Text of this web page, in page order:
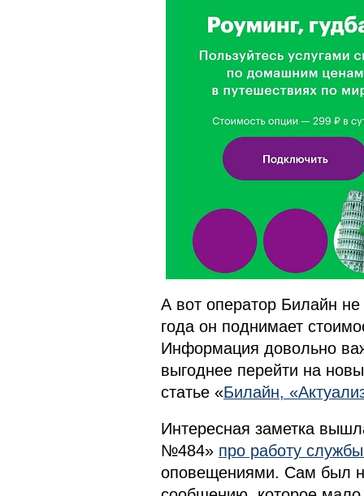
А вот оператор Билайн
года он поднимает
Информация довольно
выгоднее перейти на
статье «Билайн,
Интересная заметка
№484» про работу
оповещениями. Сам был